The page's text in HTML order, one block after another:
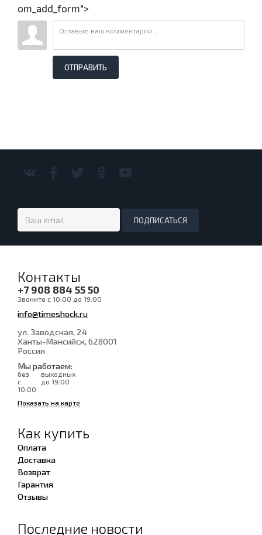
om_add_form">
ОТПРАВИТЬ
Контакты
+7 908 884 55 50
Звоните с 10:00 до 19:00
info@timeshock.ru
ул. Заводская, 24
Ханты-Мансийск, 628001
Россия
Мы работаем:
без
выходных
с
10:00
до 19:00
Показать на карте
Как купить
Оплата
Доставка
Возврат
Гарантия
Отзывы
Последние новости